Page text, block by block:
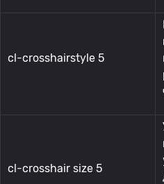
cl-crosshairstyle 5
cl-crosshair size 5